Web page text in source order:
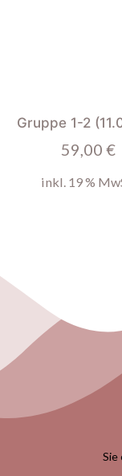
Gruppe 1-2
59,00 €
inkl. 19 %
Sie